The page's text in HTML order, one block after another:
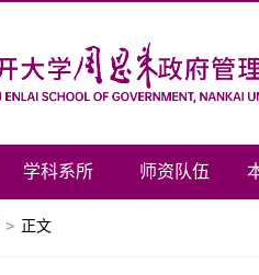
学科系所 师资队伍
> 正文